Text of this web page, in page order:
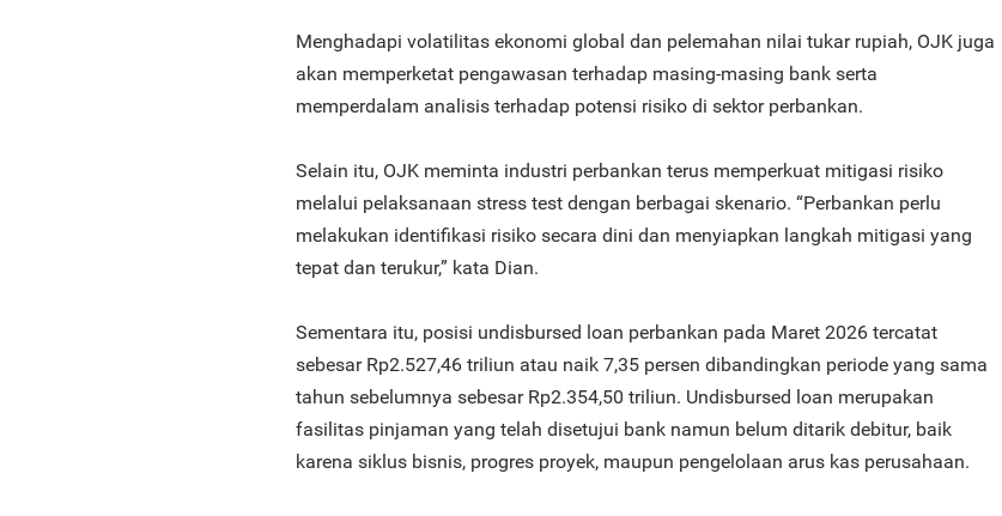
Menghadapi volatilitas ekonomi global dan pelemahan nilai tukar rupiah, OJK juga
akan memperketat pengawasan terhadap masing-masing bank serta
memperdalam analisis terhadap potensi risiko di sektor perbankan.
Selain itu, OJK meminta industri perbankan terus memperkuat mitigasi risiko
melalui pelaksanaan stress test dengan berbagai skenario. “Perbankan perlu
melakukan identifikasi risiko secara dini dan menyiapkan langkah mitigasi yang
tepat dan terukur,” kata Dian.
Sementara itu, posisi undisbursed loan perbankan pada Maret 2026 tercatat
sebesar Rp2.527,46 triliun atau naik 7,35 persen dibandingkan periode yang sama
tahun sebelumnya sebesar Rp2.354,50 triliun. Undisbursed loan merupakan
fasilitas pinjaman yang telah disetujui bank namun belum ditarik debitur, baik
karena siklus bisnis, progres proyek, maupun pengelolaan arus kas perusahaan.